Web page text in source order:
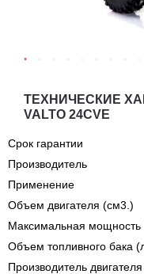
ТЕХНИЧЕСКИЕ
VALTO 24CVE
Срок гарантии
Производитель
Применение
Объем двигателя (см3.)
Максимальная мощность
Объем топливного бака
Производитель двигателя